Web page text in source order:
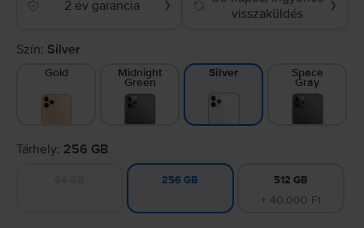
2 év garancia ❯
visszaküldés
❯
Szín: Silver
Gold Midnight
Green
Silver Space
Gray
Tárhely: 256 GB
256 GB 512 GB
+ 40.000 Ft